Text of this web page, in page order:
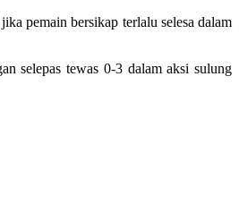
pemain bersikap terlalu selesa dalam
selepas tewas 0-3 dalam aksi sulung